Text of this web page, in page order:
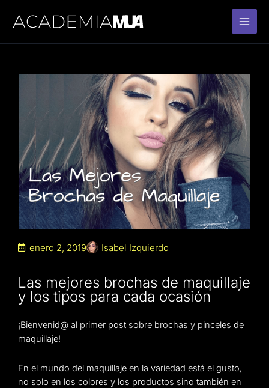
enero 2, 2019 Isabel Izquierdo
Las mejores brochas de maquillaje
y los tipos para cada ocasión
¡Bienvenid@ al primer post sobre brochas y pinceles de
maquillaje!
En el mundo del maquillaje en la variedad está el gusto,
no solo en los colores y los productos sino también en